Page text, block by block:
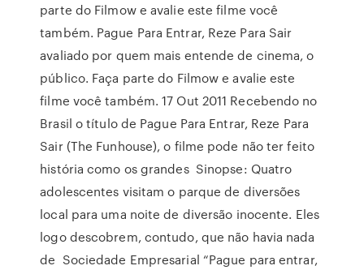
parte do Filmow e avalie este filme você
também. Pague Para Entrar, Reze Para Sair
avaliado por quem mais entende de cinema, o
público. Faça parte do Filmow e avalie este
filme você também. 17 Out 2011 Recebendo no
Brasil o título de Pague Para Entrar, Reze Para
Sair (The Funhouse), o filme pode não ter feito
história como os grandes Sinopse: Quatro
adolescentes visitam o parque de diversões
local para uma noite de diversão inocente. Eles
logo descobrem, contudo, que não havia nada
de Sociedade Empresarial “Pague para entrar,